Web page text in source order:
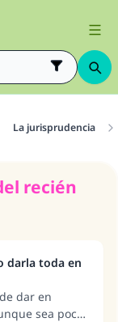
La jurisprudencia
recién
darla toda en
dar en
sea poco.